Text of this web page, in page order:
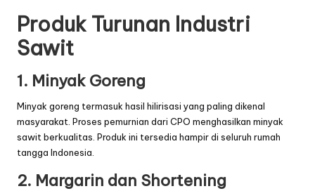
Produk Turunan Industri
Sawit
1. Minyak Goreng
Minyak goreng termasuk hasil hilirisasi yang paling dikenal
masyarakat. Proses pemurnian dari CPO menghasilkan minyak
sawit berkualitas. Produk ini tersedia hampir di seluruh rumah
tangga Indonesia.
2. Margarin dan Shortening